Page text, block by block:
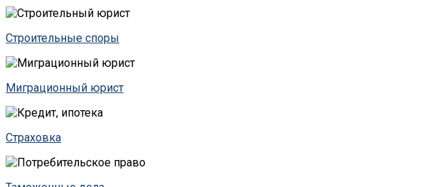
Строительные споры
Миграционный юрист
Страховка